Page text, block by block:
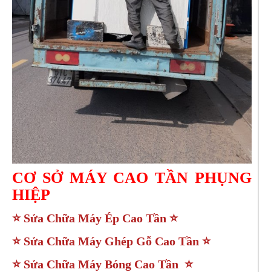
CƠ SỞ MÁY CAO TẦN PHỤNG
HIỆP
⭐ Sửa Chữa Máy Ép Cao Tần ⭐
⭐ Sửa Chữa Máy Ghép Gỗ Cao Tần ⭐
⭐ Sửa Chữa Máy Bóng Cao Tần ⭐